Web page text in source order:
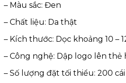
– Màu sắc: Đen
– Chất liệu: Da thật
– Kích thước: Dọc khoảng 10 –
– Công nghệ: Dập logo lên thẻ
– Số lượng đặt tối thiểu: 200 cái